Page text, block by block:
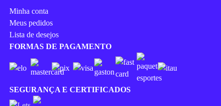
Minha conta
Meus pedidos
Lista de desejos
FORMAS DE PAGAMENTO
SEGURANÇA E CERTIFICADOS